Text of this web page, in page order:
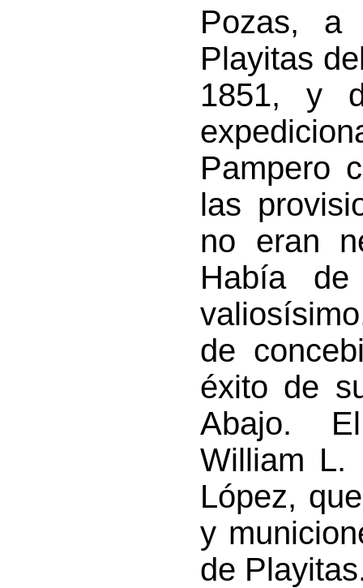
Pozas, a
Playitas
1851, y
Pampero
las
no eran
Había
de
éxito de
Abajo.
William L.
López,
y
de